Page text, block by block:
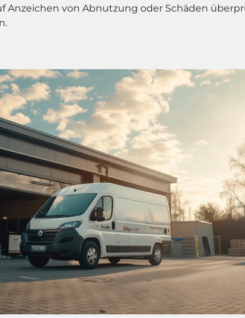
Anzeichen von Abnutzung oder Schäden